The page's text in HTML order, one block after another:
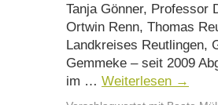
Tanja Gönner, Professor
Ortwin Renn, Thomas
Landkreises Reutlingen,
Gemmeke – seit 2009
im … Weiterlesen →